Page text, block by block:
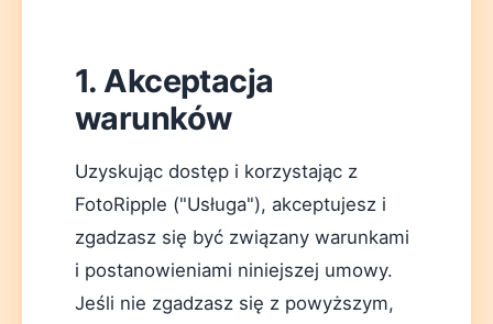
1. Akceptacja
warunków
Uzyskując dostęp i korzystając z
FotoRipple ("Usługa"), akceptujesz i
zgadzasz się być związany warunkami
i postanowieniami niniejszej umowy.
Jeśli nie zgadzasz się z powyższym,